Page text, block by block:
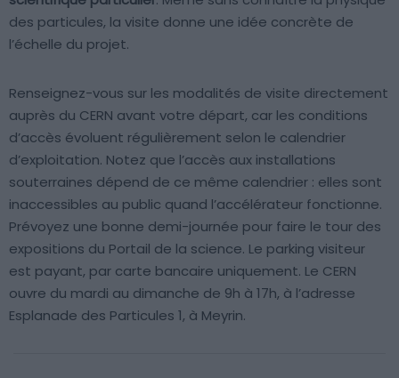
des particules, la visite donne une idée concrète de
l’échelle du projet.
Renseignez-vous sur les modalités de visite directement
auprès du CERN avant votre départ, car les conditions
d’accès évoluent régulièrement selon le calendrier
d’exploitation. Notez que l’accès aux installations
souterraines dépend de ce même calendrier : elles sont
inaccessibles au public quand l’accélérateur fonctionne.
Prévoyez une bonne demi-journée pour faire le tour des
expositions du Portail de la science. Le parking visiteur
est payant, par carte bancaire uniquement. Le CERN
ouvre du mardi au dimanche de 9h à 17h, à l’adresse
Esplanade des Particules 1, à Meyrin.